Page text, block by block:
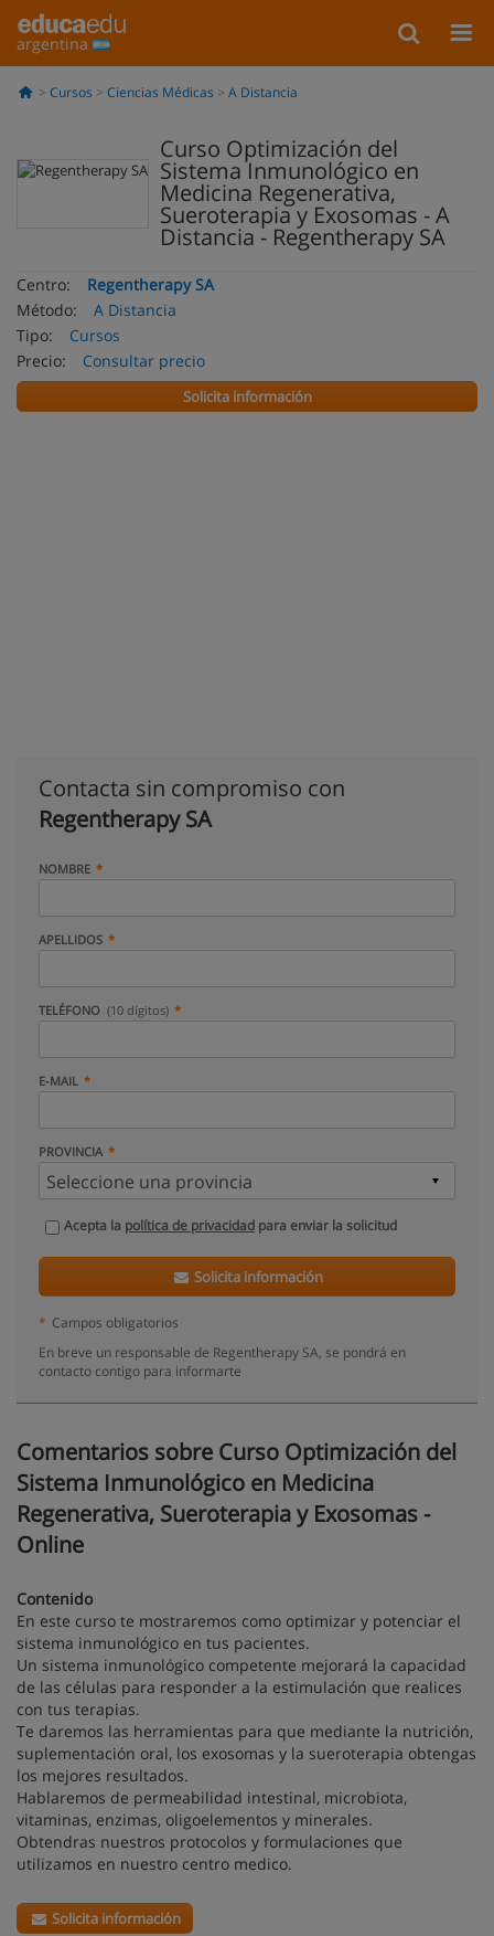
argentina
Cursos Ciencias Médicas A Distancia
Curso Optimización del
Sistema Inmunológico en
Medicina Regenerativa,
Sueroterapia y Exosomas - A
Distancia - Regentherapy SA
Centro:
Regentherapy SA
Método:
A Distancia
Tipo:
Cursos
Precio:
Consultar precio
Solicita información
Contacta sin compromiso con
Regentherapy SA
NOMBRE
APELLIDOS
TELÉFONO (10 dígitos)
E-MAIL
PROVINCIA
Acepta la política de privacidad para enviar la solicitud
Solicita información
* Campos obligatorios
En breve un responsable de Regentherapy SA, se pondrá en
contacto contigo para informarte
Comentarios sobre Curso Optimización del
Sistema Inmunológico en Medicina
Regenerativa, Sueroterapia y Exosomas -
Online
Contenido
En este curso te mostraremos como optimizar y potenciar el
sistema inmunológico en tus pacientes.
Un sistema inmunológico competente mejorará la capacidad
de las células para responder a la estimulación que realices
con tus terapias.
Te daremos las herramientas para que mediante la nutrición,
suplementación oral, los exosomas y la sueroterapia obtengas
los mejores resultados.
Hablaremos de permeabilidad intestinal, microbiota,
vitaminas, enzimas, oligoelementos y minerales.
Obtendras nuestros protocolos y formulaciones que
utilizamos en nuestro centro medico.
Solicita información